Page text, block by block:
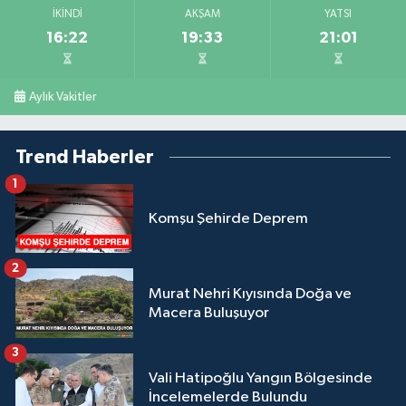
İKINDI
16:22
AKŞAM
19:33
YATSI
21:01
Aylık Vakitler
Trend Haberler
Komşu Şehirde Deprem
1
Murat Nehri Kıyısında Doğa ve
Macera Buluşuyor
2
Vali Hatipoğlu Yangın Bölgesinde
İncelemelerde Bulundu
3